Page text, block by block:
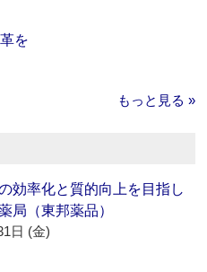
を
もっと見る »
効率化と質的向上を目指し
局（東邦薬品）
日 (金)